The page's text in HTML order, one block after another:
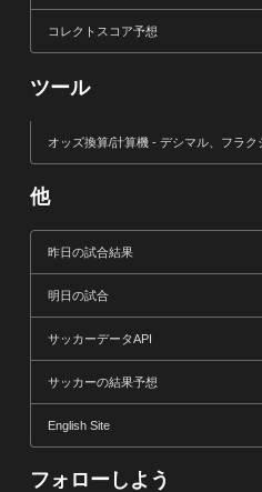
コレクトスコア予想
ツール
オッズ換算/計算機 - デシマル、フラ
他
昨日の試合結果
明日の試合
サッカーデータAPI
サッカーの結果予想
English Site
フォローしよう